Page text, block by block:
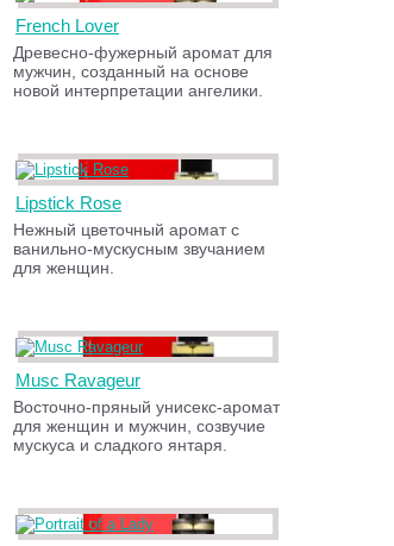
French Lover
Древесно-фужерный аромат для
мужчин, созданный на основе
новой интерпретации ангелики.
Lipstick Rose
Нежный цветочный аромат с
ванильно-мускусным звучанием
для женщин.
Musc Ravageur
Восточно-пряный унисекс-аромат
для женщин и мужчин, созвучие
мускуса и сладкого янтаря.